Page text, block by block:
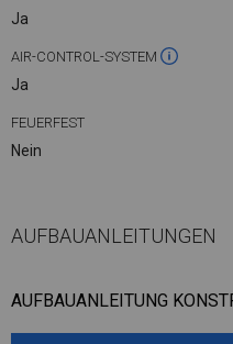
Ja
AIR-CONTROL-SYSTEM
Ja
FEUERFEST
Nein
AUFBAUANLEITUNGEN
AUFBAUANLEITUNG